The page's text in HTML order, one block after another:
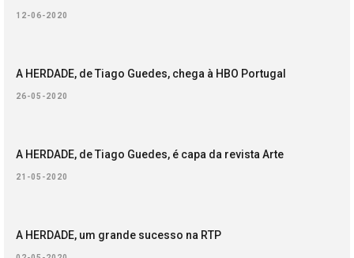
12-06-2020
A HERDADE, de Tiago Guedes, chega à HBO Portugal
26-05-2020
A HERDADE, de Tiago Guedes, é capa da revista Arte
21-05-2020
A HERDADE, um grande sucesso na RTP